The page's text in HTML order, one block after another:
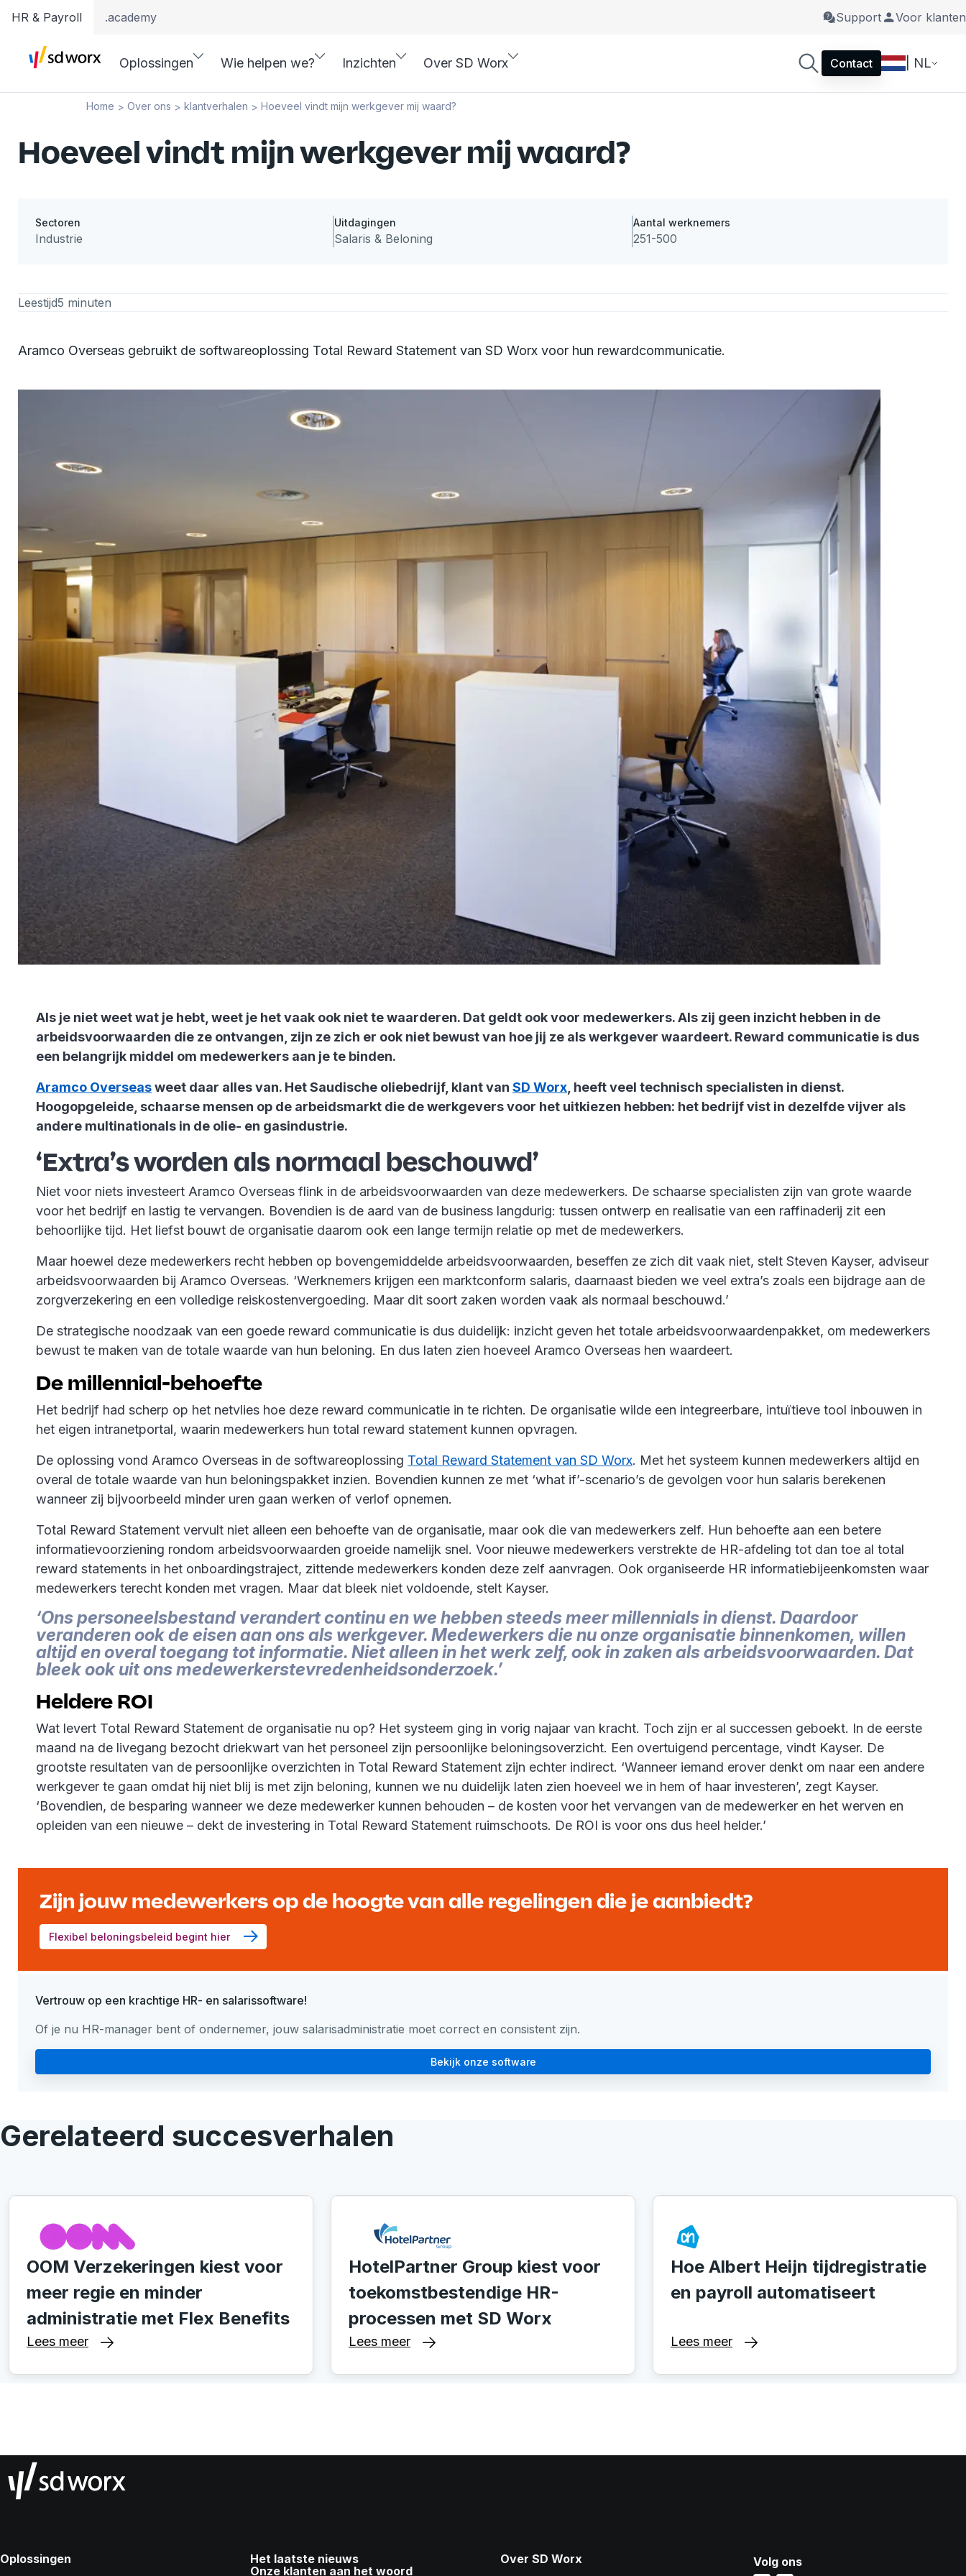
HR & Payroll .academy Support Voor klanten
Oplossingen Wie helpen we? Inzichten Over SD Worx Contact | NL
Home > Over ons > klantverhalen > Hoeveel vindt mijn werkgever mij waard?
Hoeveel vindt mijn werkgever mij waard?
Sectoren
Industrie
Uitdagingen
Salaris & Beloning
Aantal werknemers
251-500
Leestijd5 minuten
Aramco Overseas gebruikt de softwareoplossing Total Reward Statement van SD Worx voor hun rewardcommunicatie.
Als je niet weet wat je hebt, weet je het vaak ook niet te waarderen. Dat geldt ook voor medewerkers. Als zij geen inzicht hebben in de
arbeidsvoorwaarden die ze ontvangen, zijn ze zich er ook niet bewust van hoe jij ze als werkgever waardeert. Reward communicatie is dus
een belangrijk middel om medewerkers aan je te binden.
Aramco Overseasweet daar alles van. Het Saudische oliebedrijf, klant van SD Worx , heeft veel technisch specialisten in dienst.
Hoogopgeleide, schaarse mensen op de arbeidsmarkt die de werkgevers voor het uitkiezen hebben: het bedrijf vist in dezelfde vijver als
andere multinationals in de olie- en gasindustrie.
‘Extra’s worden als normaal beschouwd’
Niet voor niets investeert Aramco Overseas flink in de arbeidsvoorwaarden van deze medewerkers. De schaarse specialisten zijn van grote waarde
voor het bedrijf en lastig te vervangen. Bovendien is de aard van de business langdurig: tussen ontwerp en realisatie van een raffinaderij zit een
behoorlijke tijd. Het liefst bouwt de organisatie daarom ook een lange termijn relatie op met de medewerkers.
Maar hoewel deze medewerkers recht hebben op bovengemiddelde arbeidsvoorwaarden, beseffen ze zich dit vaak niet, stelt Steven Kayser, adviseur
arbeidsvoorwaarden bij Aramco Overseas. ‘Werknemers krijgen een marktconform salaris, daarnaast bieden we veel extra’s zoals een bijdrage aan de
zorgverzekering en een volledige reiskostenvergoeding. Maar dit soort zaken worden vaak als normaal beschouwd.’
De strategische noodzaak van een goede reward communicatie is dus duidelijk: inzicht geven het totale arbeidsvoorwaardenpakket, om medewerkers
bewust te maken van de totale waarde van hun beloning. En dus laten zien hoeveel Aramco Overseas hen waardeert.
De millennial-behoefte
Het bedrijf had scherp op het netvlies hoe deze reward communicatie in te richten. De organisatie wilde een integreerbare, intuïtieve tool inbouwen in
het eigen intranetportal, waarin medewerkers hun total reward statement kunnen opvragen.
De oplossing vond Aramco Overseas in de softwareoplossing Total Reward Statement van SD Worx. Met het systeem kunnen medewerkers altijd en
overal de totale waarde van hun beloningspakket inzien. Bovendien kunnen ze met ‘what if’-scenario’s de gevolgen voor hun salaris berekenen
wanneer zij bijvoorbeeld minder uren gaan werken of verlof opnemen.
Total Reward Statement vervult niet alleen een behoefte van de organisatie, maar ook die van medewerkers zelf. Hun behoefte aan een betere
informatievoorziening rondom arbeidsvoorwaarden groeide namelijk snel. Voor nieuwe medewerkers verstrekte de HR-afdeling tot dan toe al total
reward statements in het onboardingstraject, zittende medewerkers konden deze zelf aanvragen. Ook organiseerde HR informatiebijeenkomsten waar
medewerkers terecht konden met vragen. Maar dat bleek niet voldoende, stelt Kayser.
‘Ons personeelsbestand verandert continu en we hebben steeds meer millennials in dienst. Daardoor
veranderen ook de eisen aan ons als werkgever. Medewerkers die nu onze organisatie binnenkomen, willen
altijd en overal toegang tot informatie. Niet alleen in het werk zelf, ook in zaken als arbeidsvoorwaarden. Dat
bleek ook uit ons medewerkerstevredenheidsonderzoek.’
Heldere ROI
Wat levert Total Reward Statement de organisatie nu op? Het systeem ging in vorig najaar van kracht. Toch zijn er al successen geboekt. In de eerste
maand na de livegang bezocht driekwart van het personeel zijn persoonlijke beloningsoverzicht. Een overtuigend percentage, vindt Kayser. De
grootste resultaten van de persoonlijke overzichten in Total Reward Statement zijn echter indirect. ‘Wanneer iemand erover denkt om naar een andere
werkgever te gaan omdat hij niet blij is met zijn beloning, kunnen we nu duidelijk laten zien hoeveel we in hem of haar investeren’, zegt Kayser.
‘Bovendien, de besparing wanneer we deze medewerker kunnen behouden – de kosten voor het vervangen van de medewerker en het werven en
opleiden van een nieuwe – dekt de investering in Total Reward Statement ruimschoots. De ROI is voor ons dus heel helder.’
Zijn jouw medewerkers op de hoogte van alle regelingen die je aanbiedt?
Flexibel beloningsbeleid begint hier
Vertrouw op een krachtige HR- en salarissoftware!
Of je nu HR-manager bent of ondernemer, jouw salarisadministratie moet correct en consistent zijn.
Bekijk onze software
Gerelateerd succesverhalen
OOM Verzekeringen kiest voor
meer regie en minder
administratie met Flex Benefits
Lees meer
HotelPartner Group kiest voor
toekomstbestendige HR-
processen met SD Worx
Lees meer
Hoe Albert Heijn tijdregistratie
en payroll automatiseert
Lees meer
Oplossingen
Het laatste nieuws
Onze klanten aan het woord
Over SD Worx
Volg ons